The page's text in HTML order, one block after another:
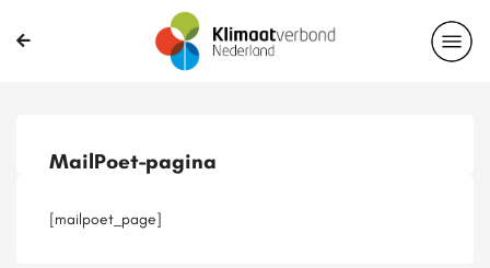
Casussen
MailPoet-pagina
[mailpoet_page]